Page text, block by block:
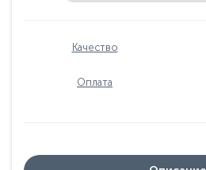
Качество
Оплата